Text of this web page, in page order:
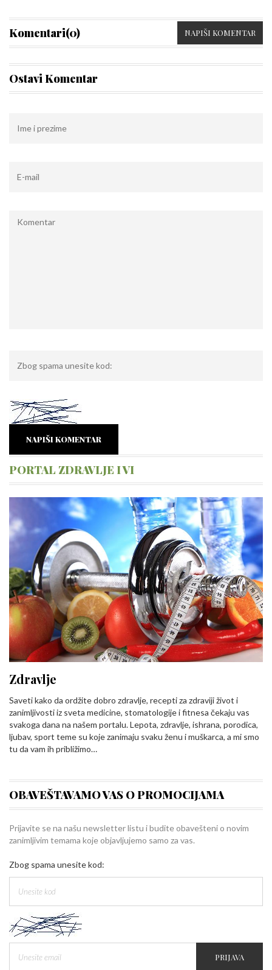
Komentari(0) NAPIŠI KOMENTAR
Ostavi Komentar
NAPIŠI KOMENTAR
PORTAL ZDRAVLJE I VI
Zdravlje
Saveti kako da ordžite dobro zdravlje, recepti za zdraviji život i
zanimljivosti iz sveta medicine, stomatologije i fitnesa čekaju vas
svakoga dana na našem portalu. Lepota, zdravlje, ishrana, porodica,
ljubav, sport teme su koje zanimaju svaku ženu i muškarca, a mi smo
tu da vam ih približimo…
OBAVEŠTAVAMO VAS O PROMOCIJAMA
Prijavite se na našu newsletter listu i budite obavešteni o novim
zanimljivim temama koje objavljujemo samo za vas.
Zbog spama unesite kod:
PRIJAVA